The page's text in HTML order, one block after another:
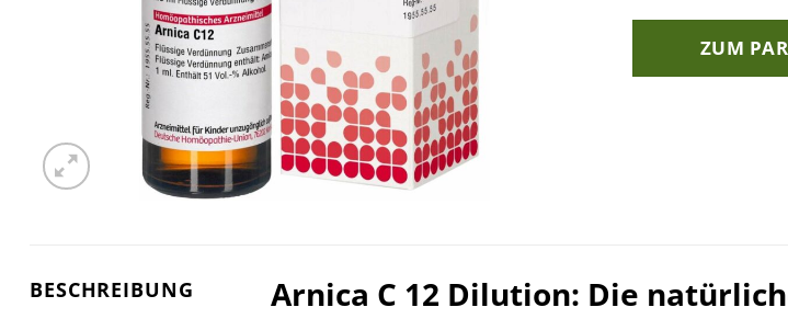
ZUM
BESCHREIBUNG Arnica C 12 Dilution: Die